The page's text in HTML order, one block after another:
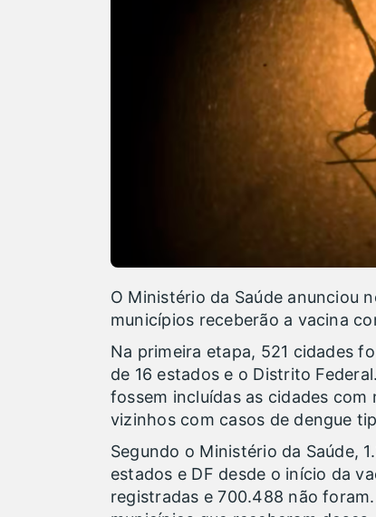
O Ministério da Saúde anunciou
municípios receberão a vacina
Na primeira etapa, 521 cidades
de 16 estados e o Distrito
fossem incluídas as cidades
vizinhos com casos de dengue
Segundo o Ministério da Saúde,
estados e DF desde o início da
registradas e 700.488 não